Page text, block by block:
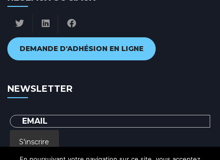
DEMANDE D'ADHÉSION EN LIGNE
NEWSLETTER
S'inscrire